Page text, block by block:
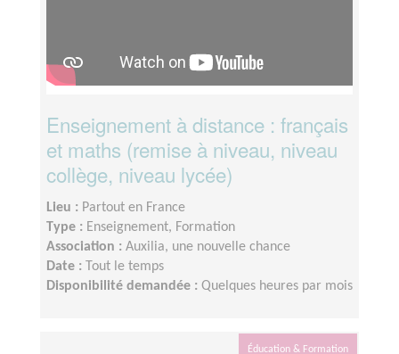
Enseignement à distance : français
et maths (remise à niveau, niveau
collège, niveau lycée)
Lieu : Partout en France
Type : Enseignement, Formation
Association : Auxilia, une nouvelle chance
Date :
Tout le temps
Disponibilité demandée : Quelques heures par mois
Éducation & Formation